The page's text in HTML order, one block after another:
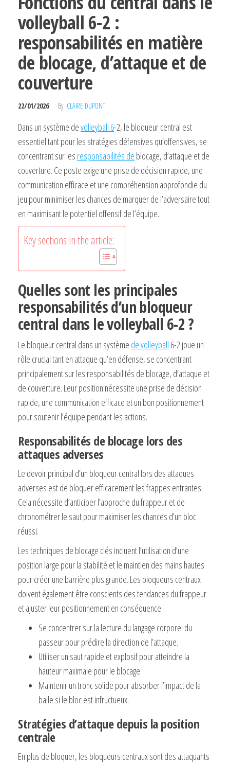
volleyball 6-2 :
responsabilités en matière
de blocage, d’attaque et de
couverture
22/01/2026 By CLAIRE DUPONT
Dans un système devolleyball 6-2, le bloqueur central est
essentiel tant pour les stratégies défensives qu’offensives, se
concentrant sur les responsabilités de blocage, d’attaque et de
couverture. Ce poste exige une prise de décision rapide, une
communication efficace et une compréhension approfondie du
jeu pour minimiser les chances de marquer de l’adversaire tout
en maximisant le potentiel offensif de l’équipe.
Key sections in the article:
Quelles sont les principales
responsabilités d’un bloqueur
central dans le volleyball 6-2 ?
Le bloqueur central dans un système de volleyball 6-2 joue un
rôle crucial tant en attaque qu’en défense, se concentrant
principalement sur les responsabilités de blocage, d’attaque et
de couverture. Leur position nécessite une prise de décision
rapide, une communication efficace et un bon positionnement
pour soutenir l’équipe pendant les actions.
Responsabilités de blocage lors des
attaques adverses
Le devoir principal d’un bloqueur central lors des attaques
adverses est de bloquer efficacement les frappes entrantes.
Cela nécessite d’anticiper l’approche du frappeur et de
chronométrer le saut pour maximiser les chances d’un bloc
réussi.
Les techniques de blocage clés incluent l’utilisation d’une
position large pour la stabilité et le maintien des mains hautes
pour créer une barrière plus grande. Les bloqueurs centraux
doivent également être conscients des tendances du frappeur
et ajuster leur positionnement en conséquence.
Se concentrer sur la lecture du langage corporel du
passeur pour prédire la direction de l’attaque.
Utiliser un saut rapide et explosif pour atteindre la
hauteur maximale pour le blocage.
Maintenir un tronc solide pour absorber l’impact de la
balle si le bloc est infructueux.
Stratégies d’attaque depuis la position
centrale
En plus de bloquer, les bloqueurs centraux sont des attaquants